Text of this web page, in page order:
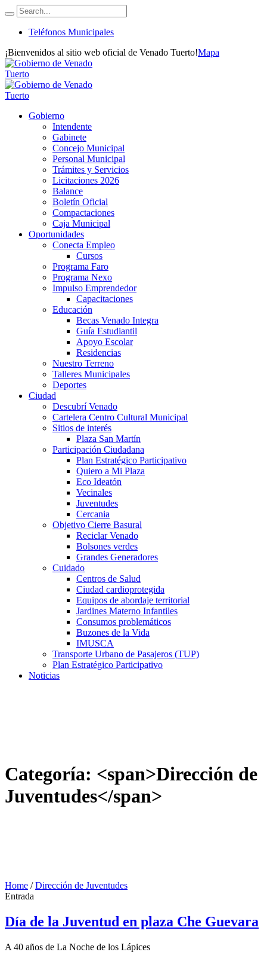
Teléfonos Municipales
¡Bienvenidos al sitio web oficial de Venado Tuerto!Mapa
Gobierno
Intendente
Gabinete
Concejo Municipal
Personal Municipal
Trámites y Servicios
Licitaciones 2026
Balance
Boletín Oficial
Compactaciones
Caja Municipal
Oportunidades
Conecta Empleo
Cursos
Programa Faro
Programa Nexo
Impulso Emprendedor
Capacitaciones
Educación
Becas Venado Integra
Guía Estudiantil
Apoyo Escolar
Residencias
Nuestro Terreno
Talleres Municipales
Deportes
Ciudad
Descubrí Venado
Cartelera Centro Cultural Municipal
Sitios de interés
Plaza San Martín
Participación Ciudadana
Plan Estratégico Participativo
Quiero a Mi Plaza
Eco Ideatón
Vecinales
Juventudes
Cercania
Objetivo Cierre Basural
Reciclar Venado
Bolsones verdes
Grandes Generadores
Cuidado
Centros de Salud
Ciudad cardioprotegida
Equipos de abordaje territorial
Jardines Materno Infantiles
Consumos problemáticos
Buzones de la Vida
IMUSCA
Transporte Urbano de Pasajeros (TUP)
Plan Estratégico Participativo
Noticias
Categoría: <span>Dirección de
Juventudes</span>
Home /Dirección de Juventudes
Entrada
Día de la Juventud en plaza Che Guevara
A 40 años de La Noche de los Lápices